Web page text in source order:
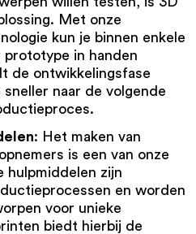
Met onze
kun je binnen enkele
prototype in handen
de ontwikkelingsfase
sneller naar de volgende
: Het maken van
is een van onze
hulpmiddelen zijn
en worden
voor unieke
biedt hierbij de